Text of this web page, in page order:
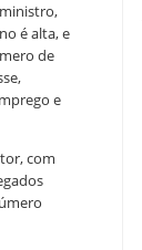
é alta, e
de
e
com